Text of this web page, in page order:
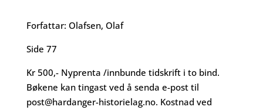
Forfattar: Olafsen, Olaf
Side 77
Kr 500,- Nyprenta /innbunde tidskrift i to bind.
Bøkene kan tingast ved å senda e-post til
post@hardanger-historielag.no. Kostnad ved